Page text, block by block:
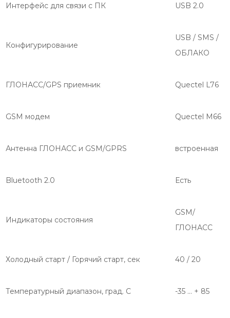
Интерфейс для связи с ПК USB 2.0
Конфигурирование
USB / SMS /
ОБЛАКО
ГЛОНАСС/GPS приемник Quectel L76
GSM модем Quectel M66
Антенна ГЛОНАСС и GSM/GPRS встроенная
Bluetooth 2.0 Есть
Индикаторы состояния
GSM/
ГЛОНАСС
Холодный старт / Горячий старт, сек 40 / 20
Температурный диапазон, град. С -35 … + 85